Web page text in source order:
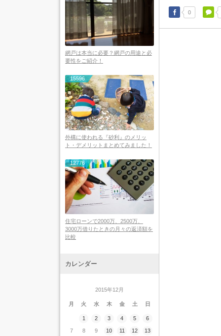
0
網戸は本当に必要？網戸の用途と必
要性をご紹介！
15596
外構に使われる『砂利』のメリッ
ト・デメリットまとめてみました！
12776
住宅ローンで2000万、2500万、
3000万借りたときの月々の返済額を
比較
カレンダー
2015年12月
月 火 水 木 金 土 日
1 2 3 4 5 6
7 8 9 10 11 12 13